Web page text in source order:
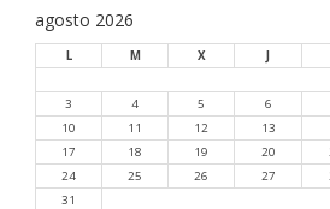
agosto 2026
L M X J
3
4 5 6
10
11 12 13
17
18 19 20
24
25 26 27
31